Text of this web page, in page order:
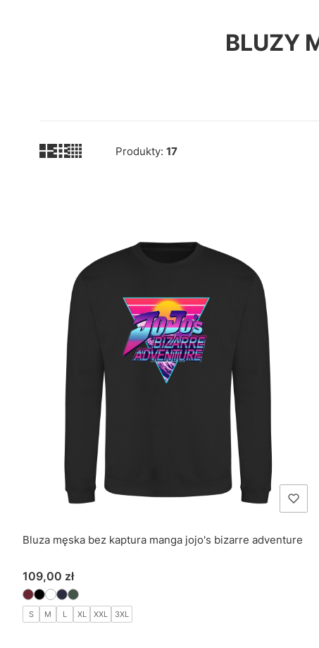
BLUZY
Produkty: 17
Bluza męska bez kaptura manga jojo's bizarre adventure
Cena
109,00 zł
S M L XL XXL 3XL